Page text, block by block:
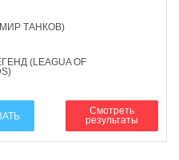
ТАНКОВ)
(LEAGUA OF
Смотреть
результаты